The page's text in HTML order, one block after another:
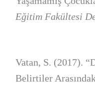
Eğitim Fakültesi
Vatan, S. (2017).
Belirtiler